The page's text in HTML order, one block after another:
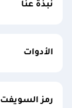
نبذة عنا
الأدوات
رمز السويفت